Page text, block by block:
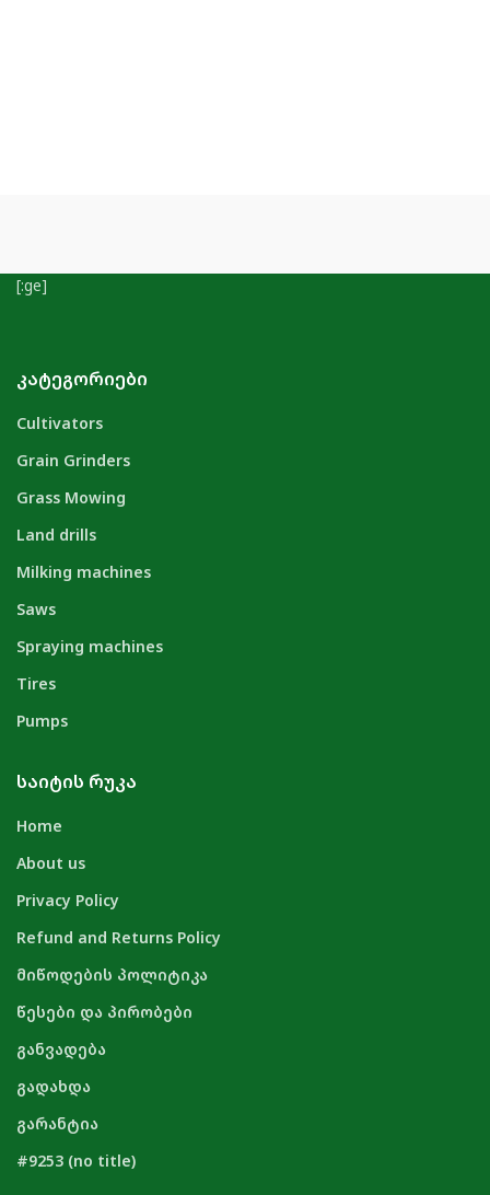
[:ge]
ᲙᲐᲢᲔᲒᲝᲠᲘᲔᲑᲘ
Cultivators
Grain Grinders
Grass Mowing
Land drills
Milking machines
Saws
Spraying machines
Tires
Pumps
ᲡᲐᲘᲢᲘᲡ ᲠᲣᲙᲐ
Home
About us
Privacy Policy
Refund and Returns Policy
მიწოდების პოლიტიკა
წესები და პირობები
განვადება
გადახდა
გარანტია
#9253 (no title)